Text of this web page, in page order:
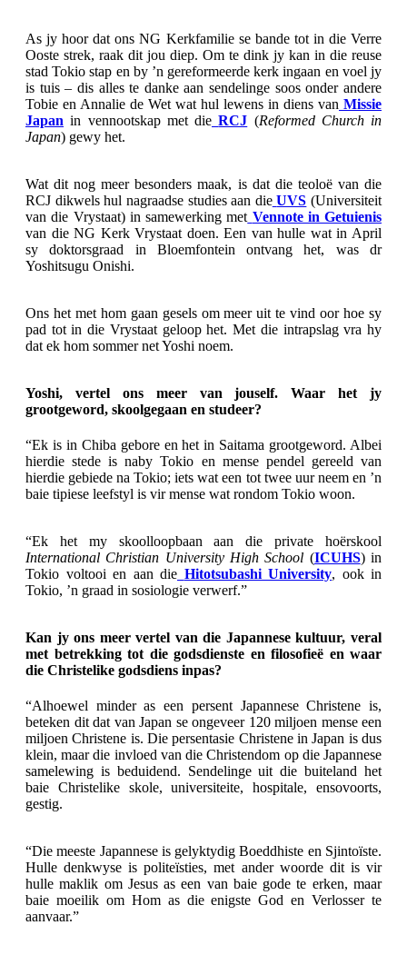
As jy hoor dat ons NG Kerkfamilie se bande tot in die Verre
Ooste strek, raak dit jou diep. Om te dink jy kan in die reuse
stad Tokio stap en by ’n gereformeerde kerk ingaan en voel jy
is tuis – dis alles te danke aan sendelinge soos onder andere
Tobie en Annalie de Wet wat hul lewens in diens van Missie
Japan in vennootskap met die RCJ (Reformed Church in
Japan) gewy het.
Wat dit nog meer besonders maak, is dat die teoloë van die
RCJ dikwels hul nagraadse studies aan die UVS (Universiteit
van die Vrystaat) in samewerking met Vennote in Getuienis
van die NG Kerk Vrystaat doen. Een van hulle wat in April
sy doktorsgraad in Bloemfontein ontvang het, was dr
Yoshitsugu Onishi.
Ons het met hom gaan gesels om meer uit te vind oor hoe sy
pad tot in die Vrystaat geloop het. Met die intrapslag vra hy
dat ek hom sommer net Yoshi noem.
Yoshi, vertel ons meer van jouself. Waar het jy
grootgeword, skoolgegaan en studeer?
“Ek is in Chiba gebore en het in Saitama grootgeword. Albei
hierdie stede is naby Tokio en mense pendel gereeld van
hierdie gebiede na Tokio; iets wat een tot twee uur neem en ’n
baie tipiese leefstyl is vir mense wat rondom Tokio woon.
“Ek het my skoolloopbaan aan die private hoërskool
International Christian University High School (ICUHS) in
Tokio voltooi en aan die Hitotsubashi University, ook in
Tokio, ’n graad in sosiologie verwerf.”
Kan jy ons meer vertel van die Japannese kultuur, veral
met betrekking tot die godsdienste en filosofieë en waar
die Christelike godsdiens inpas?
“Alhoewel minder as een persent Japannese Christene is,
beteken dit dat van Japan se ongeveer 120 miljoen mense een
miljoen Christene is. Die persentasie Christene in Japan is dus
klein, maar die invloed van die Christendom op die Japannese
samelewing is beduidend. Sendelinge uit die buiteland het
baie Christelike skole, universiteite, hospitale, ensovoorts,
gestig.
“Die meeste Japannese is gelyktydig Boeddhiste en Sjintoïste.
Hulle denkwyse is politeïsties, met ander woorde dit is vir
hulle maklik om Jesus as een van baie gode te erken, maar
baie moeilik om Hom as die enigste God en Verlosser te
aanvaar.”